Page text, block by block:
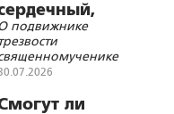
отзывчивый
подвижнике
Фокине
ли